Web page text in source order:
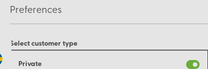
Preferences
Select customer type
Private